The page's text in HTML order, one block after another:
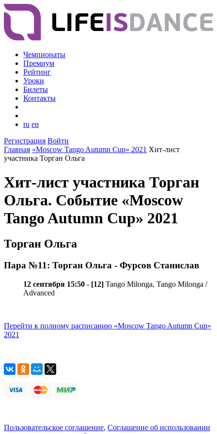
Чемпионаты
Премиум
Рейтинг
Уроки
Билеты
Контакты
ru en
Регистрация Войти
Главная «Moscow Tango Autumn Cup» 2021 Хит-лист
участника Торган Ольга
Хит-лист участника Торган
Ольга. Событие «Moscow
Tango Autumn Cup» 2021
Торган Ольга
Пара №11: Торган Ольга - Фурсов Станислав
12 сентября 15:50 - [12] Tango Milonga, Tango Milonga /
Advanced
Перейти к полному расписанию «Moscow Tango Autumn Cup»
2021
Пользовательское соглашение, Соглашение об использовании